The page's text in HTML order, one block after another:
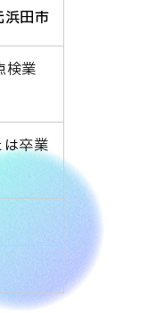
浜田市
検業
卒業